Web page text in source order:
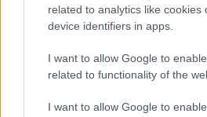
related to analytics like cookies
device identifiers in apps.
I want to allow Google to
related to functionality of the
I want to allow Google to